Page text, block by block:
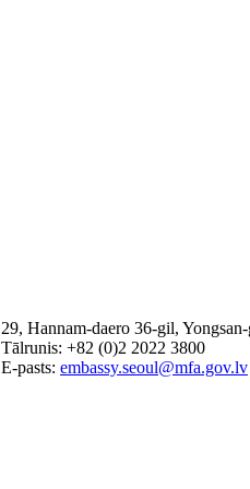
29, Hannam-daero 36-gil,
Tālrunis: +82 (0)2 2022 3800
E-pasts: embassy.seoul@mfa.gov.lv